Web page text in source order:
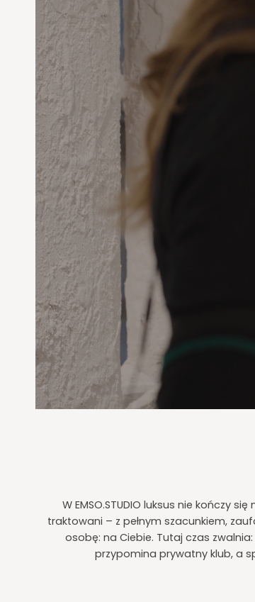
W EMSO.STUDIO luksus nie kończy
traktowani – z pełnym szacunkiem,
osobę: na Ciebie. Tutaj czas
przypomina prywatny klub, a